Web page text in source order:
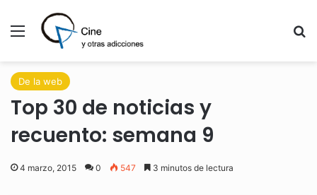
Menú
De la web
Top 30 de noticias y
recuento: semana 9
4 marzo, 2015 0 547 3 minutos de lectura